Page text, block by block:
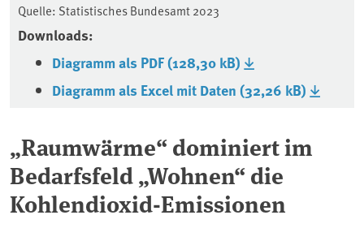
Quelle: Statistisches Bundesamt 2023
Downloads:
Diagramm als PDF (128,30 kB)
Diagramm als Excel mit Daten (32,26 kB)
„Raumwärme“ dominiert im
Bedarfsfeld „Wohnen“ die
Kohlendioxid-Emissionen